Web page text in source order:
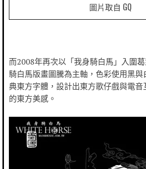
圖片取自 GQ
而2008年再次以「我身騎白馬」入圍
騎白馬版畫圖騰為主軸，色彩使用黑
典東方字體，設計出東方歌仔戲與電音
的東方美感。